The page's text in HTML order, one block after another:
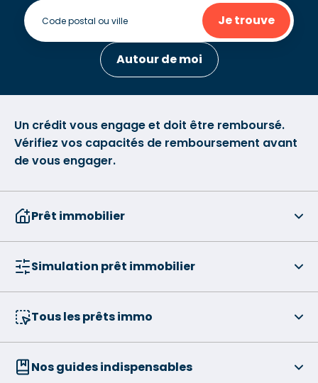
Je trouve
Autour de moi
Un crédit vous engage et doit être remboursé.
Vérifiez vos capacités de remboursement avant
de vous engager.
Prêt immobilier
Simulation prêt immobilier
Tous les prêts immo
Nos guides indispensables